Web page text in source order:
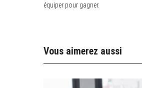
équiper pour gagner.
Vous aimerez aussi